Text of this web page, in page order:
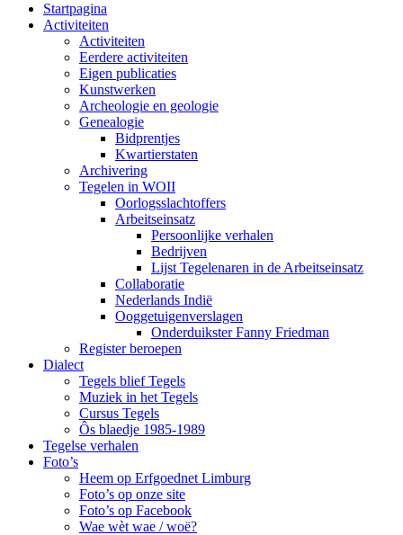
Startpagina
Activiteiten
Activiteiten
Eerdere activiteiten
Eigen publicaties
Kunstwerken
Archeologie en geologie
Genealogie
Bidprentjes
Kwartierstaten
Archivering
Tegelen in WOII
Oorlogsslachtoffers
Arbeitseinsatz
Persoonlijke verhalen
Bedrijven
Lijst Tegelenaren in de Arbeitseinsatz
Collaboratie
Nederlands Indië
Ooggetuigenverslagen
Onderduikster Fanny Friedman
Register beroepen
Dialect
Tegels blief Tegels
Muziek in het Tegels
Cursus Tegels
Ôs blaedje 1985-1989
Tegelse verhalen
Foto’s
Heem op Erfgoednet Limburg
Foto’s op onze site
Foto’s op Facebook
Wae wèt wae / woë?